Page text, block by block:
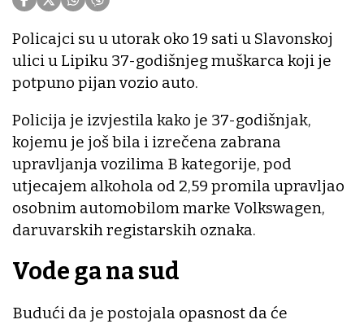
Policajci su u utorak oko 19 sati u Slavonskoj
ulici u Lipiku 37-godišnjeg muškarca koji je
potpuno pijan vozio auto.
Policija je izvjestila kako je 37-godišnjak,
kojemu je još bila i izrečena zabrana
upravljanja vozilima B kategorije, pod
utjecajem alkohola od 2,59 promila upravljao
osobnim automobilom marke Volkswagen,
daruvarskih registarskih oznaka.
Vode ga na sud
Budući da je postojala opasnost da će